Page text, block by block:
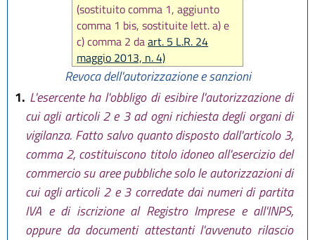
(sostituito comma 1, aggiunto
comma 1 bis, sostituite lett. a) e
c) comma 2 daart. 5 L.R. 24
maggio 2013, n. 4)
Revoca dell'autorizzazione e sanzioni
1. L'esercente ha l'obbligo di esibire l'autorizzazione di
cui agli articoli 2 e 3 ad ogni richiesta degli organi di
vigilanza. Fatto salvo quanto disposto dall'articolo 3,
comma 2, costituiscono titolo idoneo all'esercizio del
commercio su aree pubbliche solo le autorizzazioni di
cui agli articoli 2 e 3 corredate dai numeri di partita
IVA e di iscrizione al Registro Imprese e all'INPS,
oppure da documenti attestanti l'avvenuto rilascio